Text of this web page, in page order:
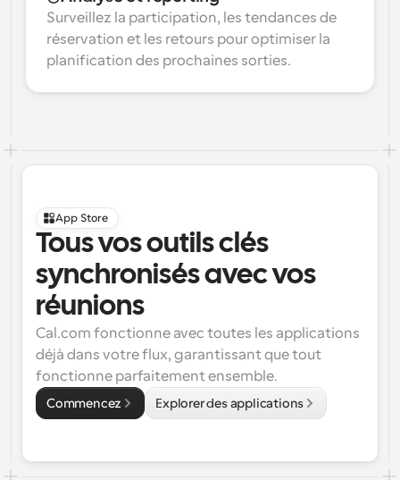
Surveillez la participation, les tendances de
réservation et les retours pour optimiser la
planification des prochaines sorties.
App Store
Tous vos outils clés
synchronisés avec vos
réunions
Cal.com fonctionne avec toutes les applications
déjà dans votre flux, garantissant que tout
fonctionne parfaitement ensemble.
Commencez Explorer des applications